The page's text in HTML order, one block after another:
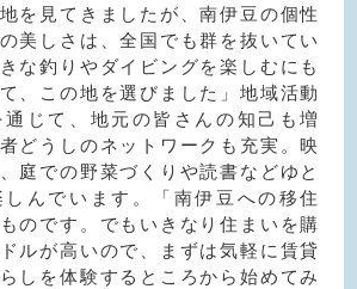
を見てきましたが、南伊豆の個性
美しさは、全国でも群を抜いてい
な釣りやダイビングを楽しむにも
、この地を選びました」地域活動
じて、地元の皆さんの知己も増
どうしのネットワークも充実。映
庭での野菜づくりや読書などゆと
しんでいます。「南伊豆への移住
のです。でもいきなり住まいを購
ルが高いので、まずは気軽に賃貸
しを体験するところから始めてみ